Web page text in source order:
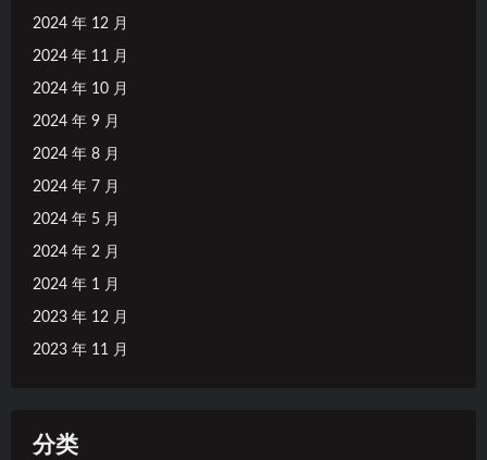
2024 年 12 月
2024 年 11 月
2024 年 10 月
2024 年 9 月
2024 年 8 月
2024 年 7 月
2024 年 5 月
2024 年 2 月
2024 年 1 月
2023 年 12 月
2023 年 11 月
分类